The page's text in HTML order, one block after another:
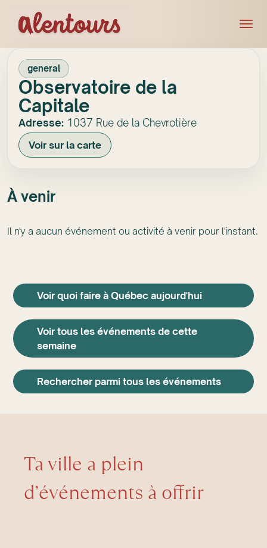
general
Observatoire de la
Capitale
Adresse: 1037 Rue de la Chevrotière
Voir sur la carte
À venir
Il n'y a aucun événement ou activité à venir pour l'instant.
Voir quoi faire à Québec aujourd'hui
Voir tous les événements de cette
semaine
Rechercher parmi tous les événements
Ta ville a plein
d’événements à offrir